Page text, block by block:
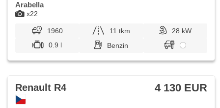
x22
Arabella
1960 11 tkm
28 kW
0.9 l
Benzin
Renault R4 4 130 EUR